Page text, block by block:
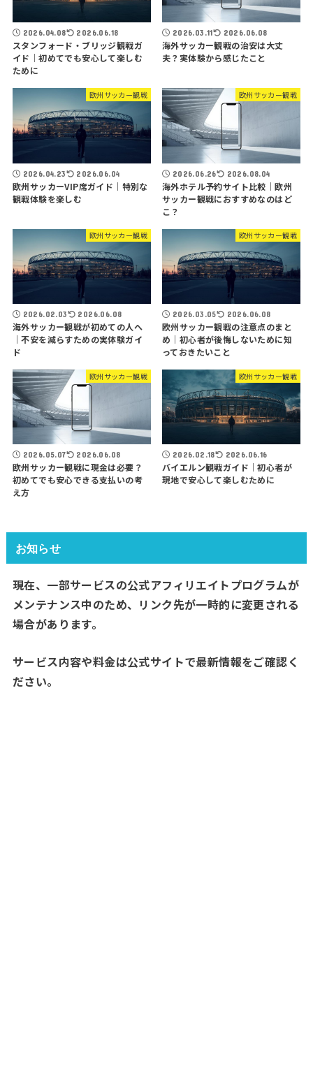
2026.04.08 2026.06.18
スタンフォード・ブリッジ観戦ガ
イド｜初めてでも安心して楽しむ
ために
2026.03.11 2026.06.08
海外サッカー観戦の治安は大丈
夫？実体験から感じたこと
欧州サッカー観戦
2026.04.23 2026.06.04
欧州サッカーVIP席ガイド｜特別な
観戦体験を楽しむ
欧州サッカー観戦
2026.06.26 2026.08.04
海外ホテル予約サイト比較｜欧州
サッカー観戦におすすめなのはど
こ？
欧州サッカー観戦
2026.02.03 2026.06.08
海外サッカー観戦が初めての人へ
｜不安を減らすための実体験ガイ
ド
欧州サッカー観戦
2026.03.05 2026.06.08
欧州サッカー観戦の注意点のまと
め｜初心者が後悔しないために知
っておきたいこと
欧州サッカー観戦
2026.05.07 2026.06.08
欧州サッカー観戦に現金は必要？
初めてでも安心できる支払いの考
え方
欧州サッカー観戦
2026.02.18 2026.06.16
バイエルン観戦ガイド｜初心者が
現地で安心して楽しむために
お知らせ
現在、一部サービスの公式アフィリエイトプログラムが
メンテナンス中のため、リンク先が一時的に変更される
場合があります。
サービス内容や料金は公式サイトで最新情報をご確認く
ださい。